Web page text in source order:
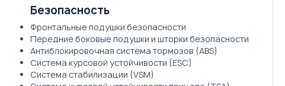
Безопасность
Фронтальные подушки безопасности
Передние боковые подушки и шторки безопасности
Антиблокировочная система тормозов (ABS)
Система курсовой устойчивости (ESC)
Система стабилизации (VSM)